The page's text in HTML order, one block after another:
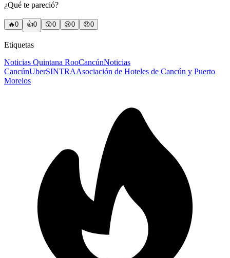
¿Qué te pareció?
🔥0 👍0 😲0 😢0 😠0
Etiquetas
Noticias Quintana RooCancúnNoticias
CancúnUberSINTRAAsociación de Hoteles de Cancún y Puerto
Morelos